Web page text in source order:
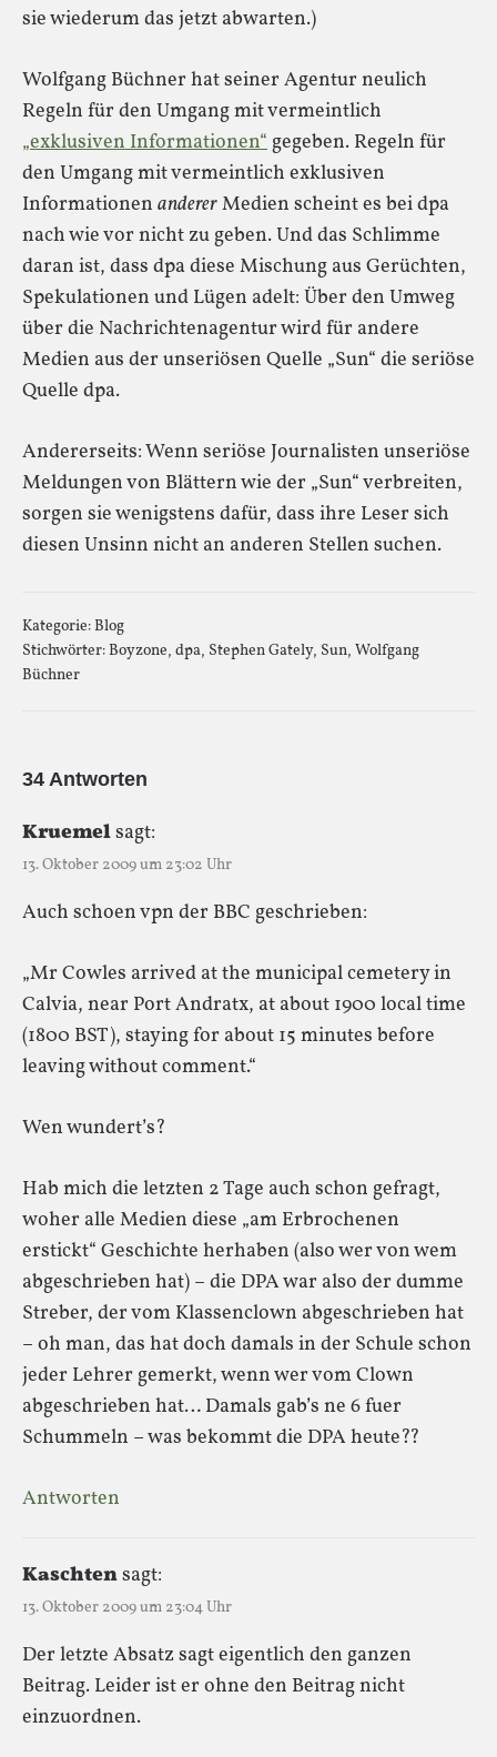
sie wiederum das jetzt abwarten.)
Wolfgang Büchner hat seiner Agentur neulich
Regeln für den Umgang mit vermeintlich
„exklusiven Informationen“gegeben. Regeln für
den Umgang mit vermeintlich exklusiven
Informationen andererMedien scheint es bei dpa
nach wie vor nicht zu geben. Und das Schlimme
daran ist, dass dpa diese Mischung aus Gerüchten,
Spekulationen und Lügen adelt: Über den Umweg
über die Nachrichtenagentur wird für andere
Medien aus der unseriösen Quelle „Sun“ die seriöse
Quelle dpa.
Andererseits: Wenn seriöse Journalisten unseriöse
Meldungen von Blättern wie der „Sun“ verbreiten,
sorgen sie wenigstens dafür, dass ihre Leser sich
diesen Unsinn nicht an anderen Stellen suchen.
Kategorie:Blog
Stichwörter:Boyzone, dpa, Stephen Gately, Sun, Wolfgang
Büchner
34 Antworten
Kruemelsagt:
13. Oktober 2009 um 23:02 Uhr
Auch schoen vpn der BBC geschrieben:
„Mr Cowles arrived at the municipal cemetery in
Calvia, near Port Andratx, at about 1900 local time
(1800 BST), staying for about 15 minutes before
leaving without comment.“
Wen wundert’s?
Hab mich die letzten 2 Tage auch schon gefragt,
woher alle Medien diese „am Erbrochenen
erstickt“ Geschichte herhaben (also wer von wem
abgeschrieben hat) – die DPA war also der dumme
Streber, der vom Klassenclown abgeschrieben hat
– oh man, das hat doch damals in der Schule schon
jeder Lehrer gemerkt, wenn wer vom Clown
abgeschrieben hat… Damals gab’s ne 6 fuer
Schummeln – was bekommt die DPA heute??
Antworten
Kaschtensagt:
13. Oktober 2009 um 23:04 Uhr
Der letzte Absatz sagt eigentlich den ganzen
Beitrag. Leider ist er ohne den Beitrag nicht
einzuordnen.